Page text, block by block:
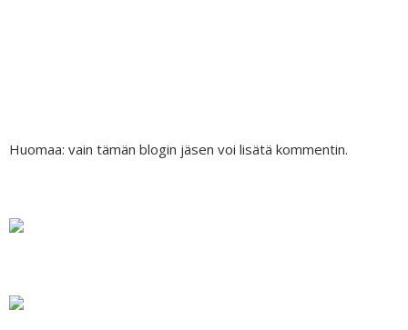
Huomaa: vain tämän blogin jäsen voi lisätä kommentin.